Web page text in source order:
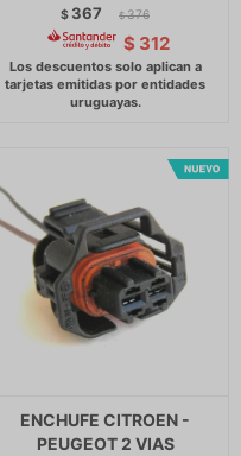
$ 367 $ 376
$ 312
ENCHUFE CITROEN -
PEUGEOT 2 VIAS